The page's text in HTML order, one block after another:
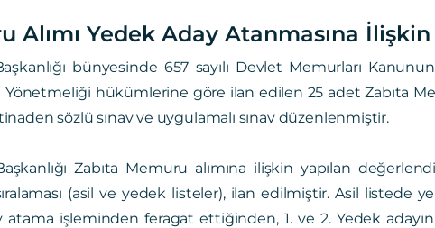
Alımı Yedek Aday Atanmasına
bünyesinde 657 sayılı Devlet Memurları
Yönetmeliği hükümlerine göre ilan edilen 25 adet Zabıta
sözlü sınav ve uygulamalı sınav düzenlenmiştir.
Zabıta Memuru alımına ilişkin yapılan
(asil ve yedek listeler), ilan edilmiştir. Asil listede
atama işleminden feragat ettiğinden, 1. ve 2. Yedek